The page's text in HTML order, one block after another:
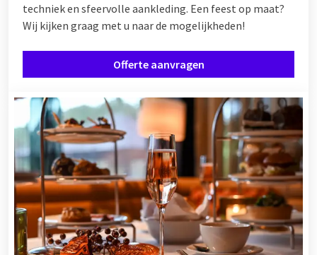
techniek en sfeervolle aankleding. Een feest op maat?
Wij kijken graag met u naar de mogelijkheden!
Offerte aanvragen